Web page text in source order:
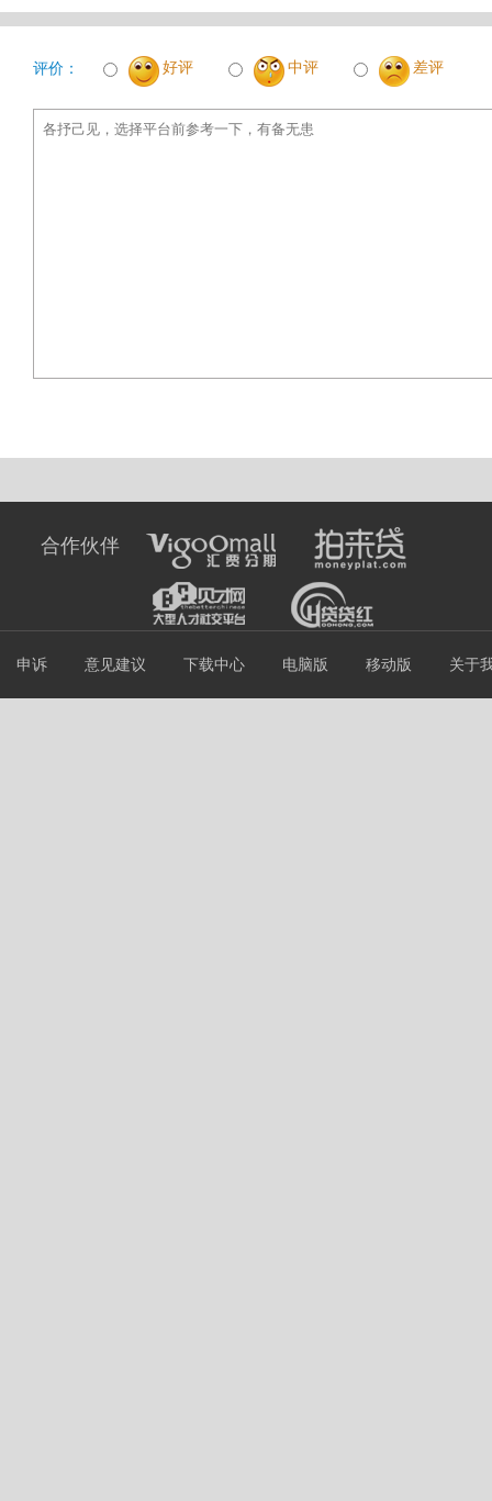
评价： 好评 中评 差评
合作伙伴
申诉 意见建议 下载中心 电脑版 移动版 关于